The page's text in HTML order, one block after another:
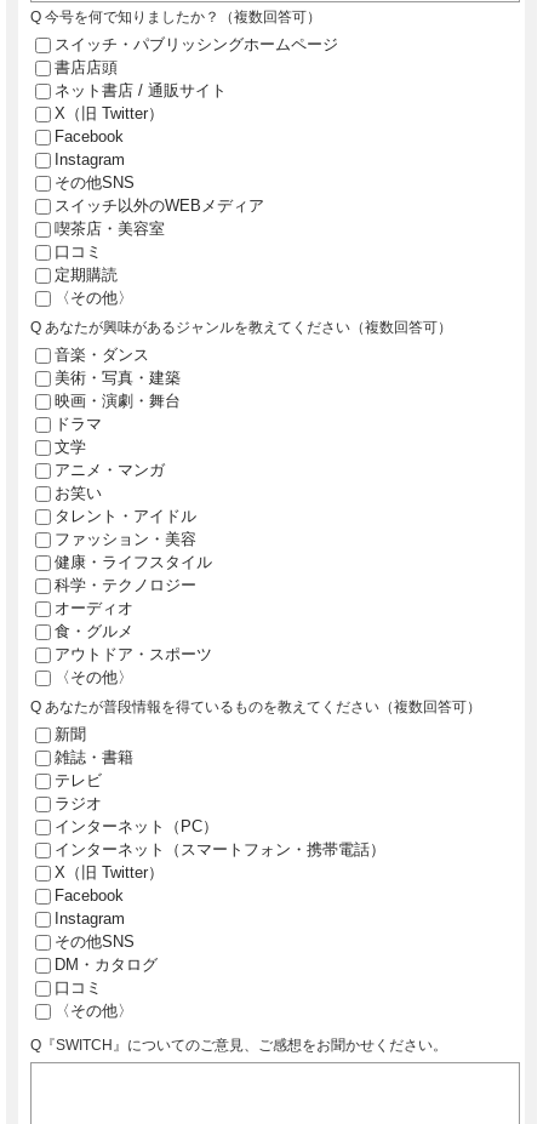
Q 今号を何で知りましたか？（複数回答可）
スイッチ・パブリッシングホームページ
書店店頭
ネット書店 / 通販サイト
X（旧 Twitter）
Facebook
Instagram
その他SNS
スイッチ以外のWEBメディア
喫茶店・美容室
口コミ
定期購読
〈その他〉
Q あなたが興味があるジャンルを教えてください（複数回答可）
音楽・ダンス
美術・写真・建築
映画・演劇・舞台
ドラマ
文学
アニメ・マンガ
お笑い
タレント・アイドル
ファッション・美容
健康・ライフスタイル
科学・テクノロジー
オーディオ
食・グルメ
アウトドア・スポーツ
〈その他〉
Q あなたが普段情報を得ているものを教えてください（複数回答可）
新聞
雑誌・書籍
テレビ
ラジオ
インターネット（PC）
インターネット（スマートフォン・携帯電話）
X（旧 Twitter）
Facebook
Instagram
その他SNS
DM・カタログ
口コミ
〈その他〉
Q『SWITCH』についてのご意見、ご感想をお聞かせください。